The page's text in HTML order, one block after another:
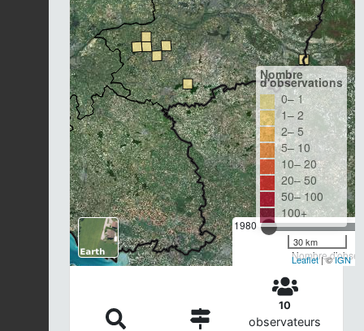
1980
Nombre
Nombre
d'observations
0– 1
1– 2
2– 5
5– 10
10– 20
20– 50
50– 100
100+
30 km
Leaflet| ©IGN
10
observateurs